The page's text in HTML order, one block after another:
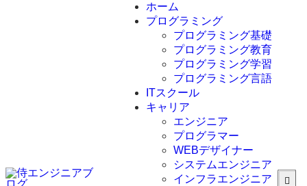
ホーム
プログラミング
プログラミング基礎
プログラミング教育
プログラミング学習
プログラミング言語
C言語
C#
VBA
Go言語
Kotlin
Java
ITスクール
キャリア
エンジニア
プログラマー
WEBデザイナー
システムエンジニア
インフラエンジニア